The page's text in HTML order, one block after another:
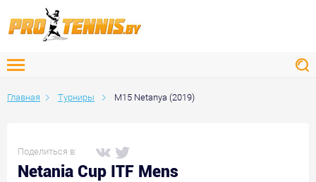
Главная Турниры M15 Netanya (2019)
Поделиться в:
Netania Cup ITF Mens